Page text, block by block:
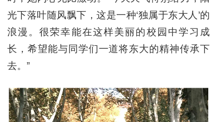
光下落叶随风飘下，这是一种‘独属于东大人’的
浪漫。很荣幸能在这样美丽的校园中学习成
长，希望能与同学们一道将东大的精神传承下
去。”